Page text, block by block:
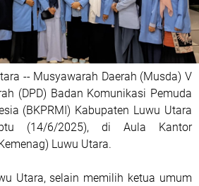
-- Musyawarah Daerah (Musda) V
(DPD) Badan Komunikasi Pemuda
(BKPRMI) Kabupaten Luwu Utara
(14/6/2025), di Aula Kantor
Luwu Utara.
Utara, selain memilih ketua umum